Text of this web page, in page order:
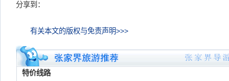
分享到：
有关本文的版权与免责声明>>>
特价线路